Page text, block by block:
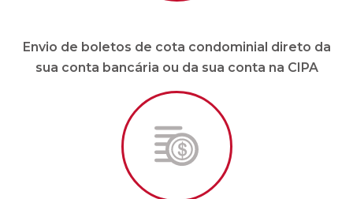
Pagamento de fornecedores